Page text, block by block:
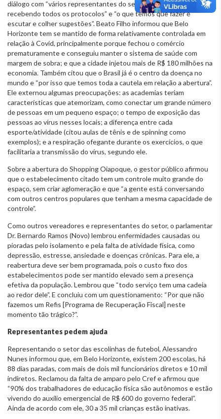
diálogo com “vários representantes do setor”, que “estamos
recebendo todos os protocolos” e “o que temos que fazer é
escutar e colher sugestões”. Beato Filho informou que Belo
Horizonte tem se mantido de forma relativamente controlada em
relação à Covid, principalmente porque fechou o comércio
prematuramente e conseguiu manter o sistema de saúde com
margem de sobra; e que a cidade injetou mais de R$ 180 milhões na
economia. Também citou que o Brasil já é o centro da doença no
mundo e “por isso que temos toda a cautela em relação a abertura”.
Ele externou algumas preocupações: as academias teriam
características que atemorizam, como conectar um grande número
de pessoas em um pequeno espaço; o tempo de exposição das
pessoas ao vírus nesses locais; a diferença entre cada
esporte/atividade (citou aulas de tênis e de spinning como
exemplos); e a respiração ofegante durante os exercícios, o que
facilitaria a transmissão do vírus, segundo ele.
Sobre a abertura do Shopping Oiapoque, o gestor público afirmou
que o estabelecimento citado tem um controle muito grande do
espaço, sem criar aglomeração e que “a gente está conversando
com outros centros populares que tenham a mesma capacidade de
controle”.
Como outros vereadores e representantes do setor, o parlamentar
Dr. Bernardo Ramos (Novo) lembrou enfermidades causadas ou
pioradas pelo isolamento e pela falta de atividade física, como
depressão, estresse, ansiedade e doenças crônicas. Para ele, a
reabertura deve ser bem programada, pois o custo fixo dos
estabelecimentos pode ser mantido elevado sem a presença
efetiva da população. Lembrou que “todo serviço tem uma cadeia
ao redor dele”. E concluiu com um questionamento: “Por que não
fazemos um Refis [Programa de Recuperação Fiscal] neste
momento tão trágico?”.
Representantes pedem ajuda
Representando o setor das escolinhas de futebol, Alessandro
Nunes informou que, em Belo Horizonte, existem 200 escolas, há
88 dias paradas, com mais de dois mil funcionários diretos e 10 mil
indiretos. Reclamou da falta de amparo pelo Cref e afirmou que
“90% dos trabalhadores de educação física são autônomos e estão
vivendo do auxílio emergencial de R$ 600 do governo federal”.
Ainda de acordo com ele, 30 a 35 mil crianças estão inativas.